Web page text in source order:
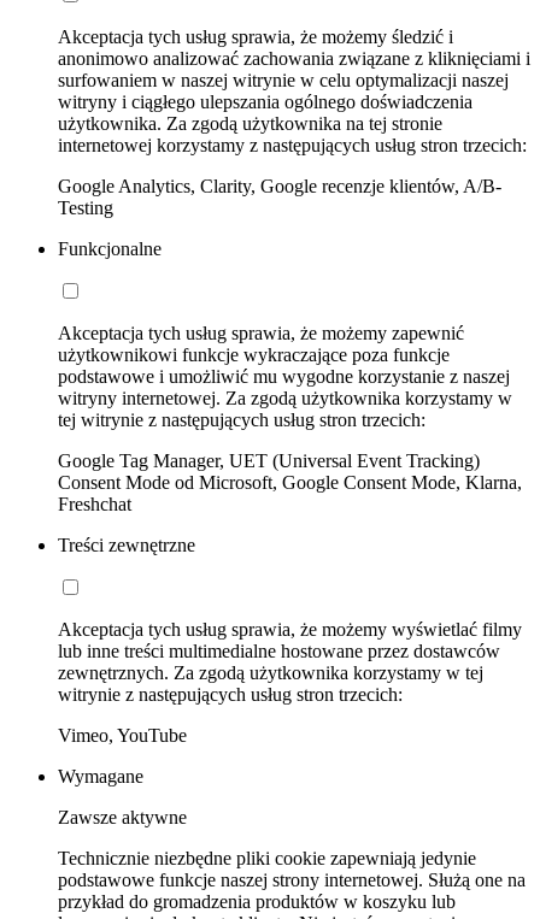
Akceptacja tych usług sprawia, że możemy śledzić i
anonimowo analizować zachowania związane z kliknięciami i
surfowaniem w naszej witrynie w celu optymalizacji naszej
witryny i ciągłego ulepszania ogólnego doświadczenia
użytkownika. Za zgodą użytkownika na tej stronie
internetowej korzystamy z następujących usług stron trzecich:
Google Analytics, Clarity, Google recenzje klientów, A/B-
Testing
Funkcjonalne
Akceptacja tych usług sprawia, że możemy zapewnić
użytkownikowi funkcje wykraczające poza funkcje
podstawowe i umożliwić mu wygodne korzystanie z naszej
witryny internetowej. Za zgodą użytkownika korzystamy w
tej witrynie z następujących usług stron trzecich:
Google Tag Manager, UET (Universal Event Tracking)
Consent Mode od Microsoft, Google Consent Mode, Klarna,
Freshchat
Treści zewnętrzne
Akceptacja tych usług sprawia, że możemy wyświetlać filmy
lub inne treści multimedialne hostowane przez dostawców
zewnętrznych. Za zgodą użytkownika korzystamy w tej
witrynie z następujących usług stron trzecich:
Vimeo, YouTube
Wymagane
Zawsze aktywne
Technicznie niezbędne pliki cookie zapewniają jedynie
podstawowe funkcje naszej strony internetowej. Służą one na
przykład do gromadzenia produktów w koszyku lub